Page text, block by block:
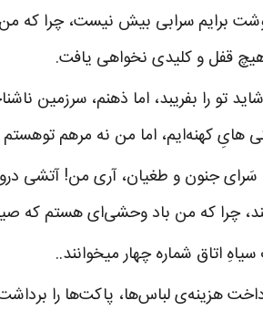
برایم سرابی بیش نیست، چرا که من
قفل و کلیدی نخواهی یافت.
تو را بفریبد، اما ذهنم، سرزمین
هایِ کهنه‌ایم، اما من نه مرهم
جنون و طغیان، آری من! آتشی
چرا که من باد وحشی‌ای هستم که
اتاق شماره چهار میخوانند..
هزینه‌ی لباس‌ها، پاکت‌ها را برداشت